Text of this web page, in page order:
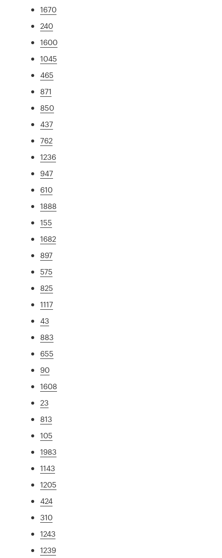
1670
240
1600
1045
465
871
850
437
762
1236
947
610
1888
155
1682
897
575
825
1117
43
883
655
90
1608
23
813
105
1983
1143
1205
424
310
1243
1239